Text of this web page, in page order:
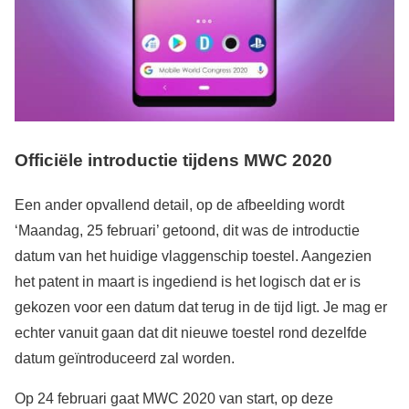
Officiële introductie tijdens MWC 2020
Een ander opvallend detail, op de afbeelding wordt
‘Maandag, 25 februari’ getoond, dit was de introductie
datum van het huidige vlaggenschip toestel. Aangezien
het patent in maart is ingediend is het logisch dat er is
gekozen voor een datum dat terug in de tijd ligt. Je mag er
echter vanuit gaan dat dit nieuwe toestel rond dezelfde
datum geïntroduceerd zal worden.
Op 24 februari gaat MWC 2020 van start, op deze